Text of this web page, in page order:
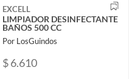
EXCELL
LIMPIADOR DESINFECTANTE
BAÑOS 500 CC
Por LosGuindos
$ 6.610